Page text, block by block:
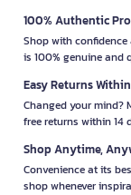
100% Authentic
Shop with confidence
is 100% genuine and
Easy Returns Within
Changed your mind?
free returns within 14
Shop Anytime,
Convenience at its
shop whenever